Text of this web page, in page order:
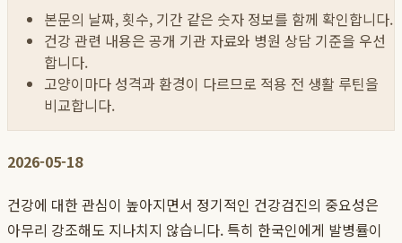
본문의 날짜, 횟수, 기간 같은 숫자 정보를 함께 확인합니다.
건강 관련 내용은 공개 기관 자료와 병원 상담 기준을 우선
합니다.
고양이마다 성격과 환경이 다르므로 적용 전 생활 루틴을
비교합니다.
2026-05-18
건강에 대한 관심이 높아지면서 정기적인 건강검진의 중요성은
아무리 강조해도 지나치지 않습니다. 특히 한국인에게 발병률이